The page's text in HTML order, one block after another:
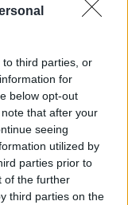
third parties, or
for
below opt-out
that after your
seeing
utilized by
parties prior to
of the further
third parties on the
όλο το
με ορούς
τροφική
με τους
τις δύσκολες